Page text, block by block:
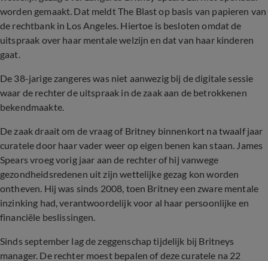
worden gemaakt. Dat meldt The Blast op basis van papieren van
de rechtbank in Los Angeles. Hiertoe is besloten omdat de
uitspraak over haar mentale welzijn en dat van haar kinderen
gaat.
De 38-jarige zangeres was niet aanwezig bij de digitale sessie
waar de rechter de uitspraak in de zaak aan de betrokkenen
bekendmaakte.
De zaak draait om de vraag of Britney binnenkort na twaalf jaar
curatele door haar vader weer op eigen benen kan staan. James
Spears vroeg vorig jaar aan de rechter of hij vanwege
gezondheidsredenen uit zijn wettelijke gezag kon worden
ontheven. Hij was sinds 2008, toen Britney een zware mentale
inzinking had, verantwoordelijk voor al haar persoonlijke en
financiële beslissingen.
Sinds september lag de zeggenschap tijdelijk bij Britneys
manager. De rechter moest bepalen of deze curatele na 22